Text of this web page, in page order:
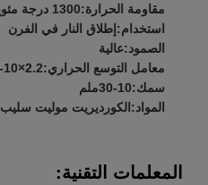
مقاومة الحرارة:1300 درجة مئوية
استخدام: إطلاق النار في الفرن
الصمود:عالية
معامل التوسع الحراري:2.2×10-6/°C
سمك:10-30ملم
المواد: الكورديريت موليت سليب
المعلمات التقنية: